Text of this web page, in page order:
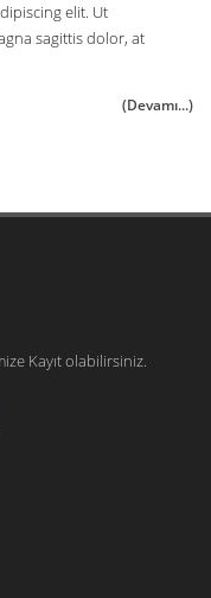
elit. Ut
sagittis dolor, at
(Devamı...)
Kayıt olabilirsiniz.